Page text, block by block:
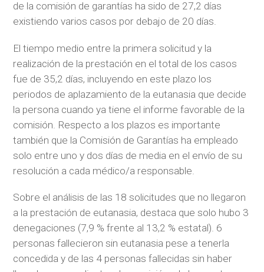
de la comisión de garantías ha sido de 27,2 días
existiendo varios casos por debajo de 20 días.
El tiempo medio entre la primera solicitud y la
realización de la prestación en el total de los casos
fue de 35,2 días, incluyendo en este plazo los
periodos de aplazamiento de la eutanasia que decide
la persona cuando ya tiene el informe favorable de la
comisión. Respecto a los plazos es importante
también que la Comisión de Garantías ha empleado
solo entre uno y dos días de media en el envío de su
resolución a cada médico/a responsable.
Sobre el análisis de las 18 solicitudes que no llegaron
a la prestación de eutanasia, destaca que solo hubo 3
denegaciones (7,9 % frente al 13,2 % estatal). 6
personas fallecieron sin eutanasia pese a tenerla
concedida y de las 4 personas fallecidas sin haber